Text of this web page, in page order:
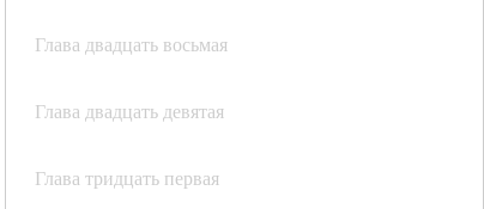
Глава двадцать восьмая
Глава двадцать девятая
Глава тридцать первая